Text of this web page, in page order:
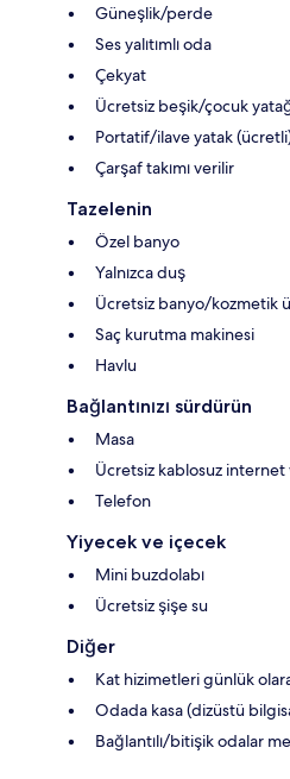
Güneşlik/perde
Ses yalıtımlı oda
Çekyat
Ücretsiz beşik/çocuk
Portatif/ilave yatak
Çarşaf takımı verilir
Tazelenin
Özel banyo
Yalnızca duş
Ücretsiz banyo/kozmetik
Saç kurutma makinesi
Havlu
Bağlantınızı sürdürün
Masa
Ücretsiz kablosuz
Telefon
Yiyecek ve içecek
Mini buzdolabı
Ücretsiz şişe su
Diğer
Kat hizimetleri günlük
Odada kasa (dizüstü
Bağlantılı/bitişik odalar